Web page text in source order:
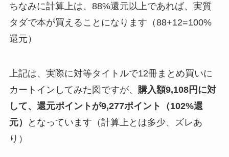
ちなみに計算上は、88%還元以上であれば、実質
タダで本が買えることになります（88+12=100%
還元）
上記は、実際に対等タイトルで12冊まとめ買いに
カートインしてみた図ですが、 購入額9,108円に対
して、還元ポイントが9,277ポイント（102%還
元）
となっています（計算上とは多少、ズレあ
り）